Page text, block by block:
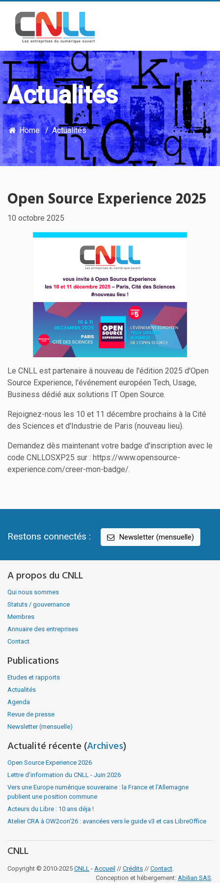
Actualités
Home Actualités
Open Source Experience 2025
10 octobre 2025
Le CNLL est partenaire à nouveau de l'édition 2025 d'Open
Source Experience, l'événement européen Tech, Usage,
Business dédié aux solutions IT Open Source.
Rejoignez-nous les 10 et 11 décembre prochains à la Cité
des Sciences et d'Industrie de Paris (nouveau lieu).
Demandez dès maintenant votre badge d'inscription avec le
code CNLLOSXP25 sur : https://www.opensource-
experience.com/creer-mon-badge/.
Restons connectés : Newsletter (mensuelle)
A propos du CNLL
Qui nous sommes
Statuts / gouvernance
Membres
Annuaire des entreprises
Contact
Publications
Etudes et rapports
Actualités
Agenda
Revue de presse
Newsletter (mensuelle)
Actualité récente (Archives)
Open Source Experience 2026
Lettre d'information du CNLL - Juin 2026
Vers une Europe numérique souveraine : la France et l'Allemagne
publient une position commune
Acteurs du Libre : 10 ans déja !
Atelier CRA à OW2con’26 : avancées vers le guide v3 et cas LibreOffice
CNLL
Copyright © 2010-2025 CNLL - Accueil // Crédits // Contact.
Conception et hébergement: Abilian SAS.